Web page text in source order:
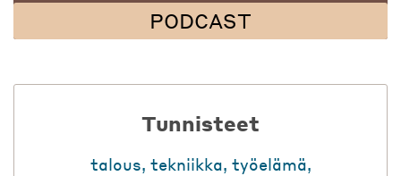
PODCAST
Tunnisteet
talous, tekniikka, työelämä,